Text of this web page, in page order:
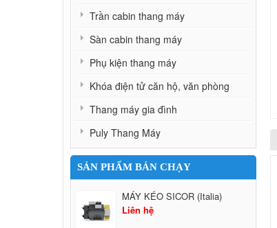
Trần cabin thang máy
Sàn cabin thang máy
Phụ kiện thang máy
Khóa điện tử căn hộ, văn phòng
Thang máy gia đình
Puly Thang Máy
SẢN PHẨM BÁN CHẠY
MÁY KÉO SICOR (Italia)
Liên hệ